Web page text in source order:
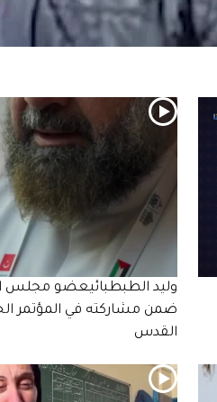
وليد الطبطبائيعضو مجلس
ضمن مشاركته في المؤتمر
القدس